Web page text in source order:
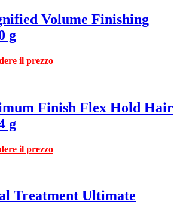
Volume Finishing
g
il prezzo
Finish Flex Hold Hair
g
il prezzo
Treatment Ultimate